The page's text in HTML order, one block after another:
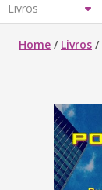
Home / Livros /